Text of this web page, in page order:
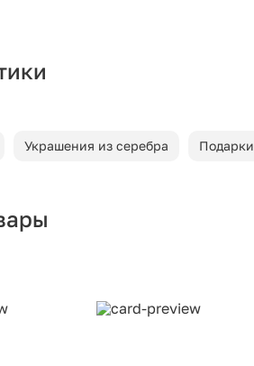
Украшения из серебра